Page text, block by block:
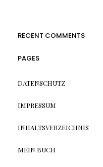
RECENT COMMENTS
PAGES
DATENSCHUTZ
IMPRESSUM
INHALTSVERZEICHNIS
MEIN BUCH